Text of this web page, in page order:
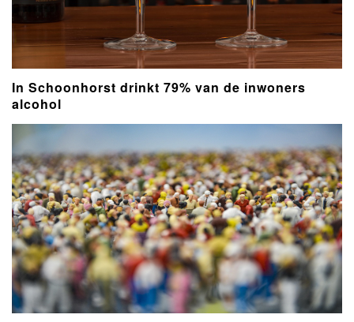
In Schoonhorst drinkt 79% van de inwoners
alcohol